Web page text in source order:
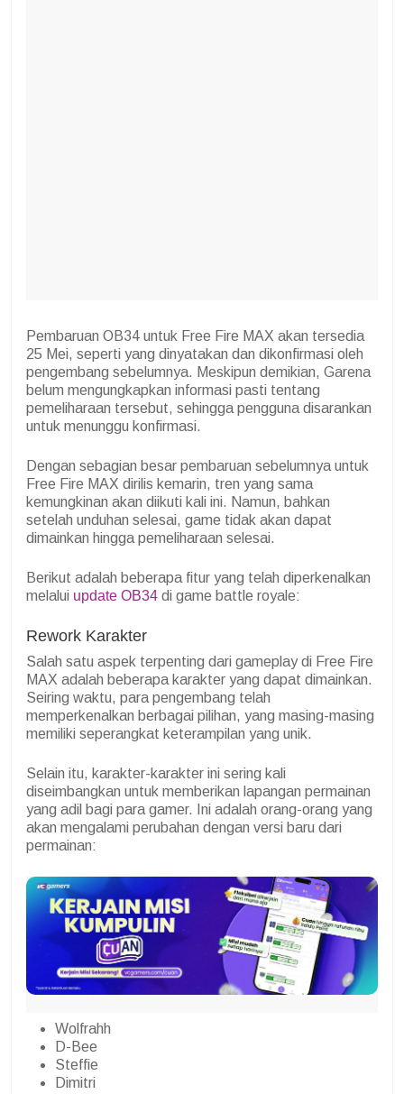
Pembaruan OB34 untuk Free Fire MAX akan tersedia
25 Mei, seperti yang dinyatakan dan dikonfirmasi oleh
pengembang sebelumnya. Meskipun demikian, Garena
belum mengungkapkan informasi pasti tentang
pemeliharaan tersebut, sehingga pengguna disarankan
untuk menunggu konfirmasi.
Dengan sebagian besar pembaruan sebelumnya untuk
Free Fire MAX dirilis kemarin, tren yang sama
kemungkinan akan diikuti kali ini. Namun, bahkan
setelah unduhan selesai, game tidak akan dapat
dimainkan hingga pemeliharaan selesai.
Berikut adalah beberapa fitur yang telah diperkenalkan
melalui update OB34 di game battle royale:
Rework Karakter
Salah satu aspek terpenting dari gameplay di Free Fire
MAX adalah beberapa karakter yang dapat dimainkan.
Seiring waktu, para pengembang telah
memperkenalkan berbagai pilihan, yang masing-masing
memiliki seperangkat keterampilan yang unik.
Selain itu, karakter-karakter ini sering kali
diseimbangkan untuk memberikan lapangan permainan
yang adil bagi para gamer.
Ini adalah orang-orang yang
akan mengalami perubahan dengan versi baru dari
permainan:
Wolfrahh
D-Bee
Steffie
Dimitri